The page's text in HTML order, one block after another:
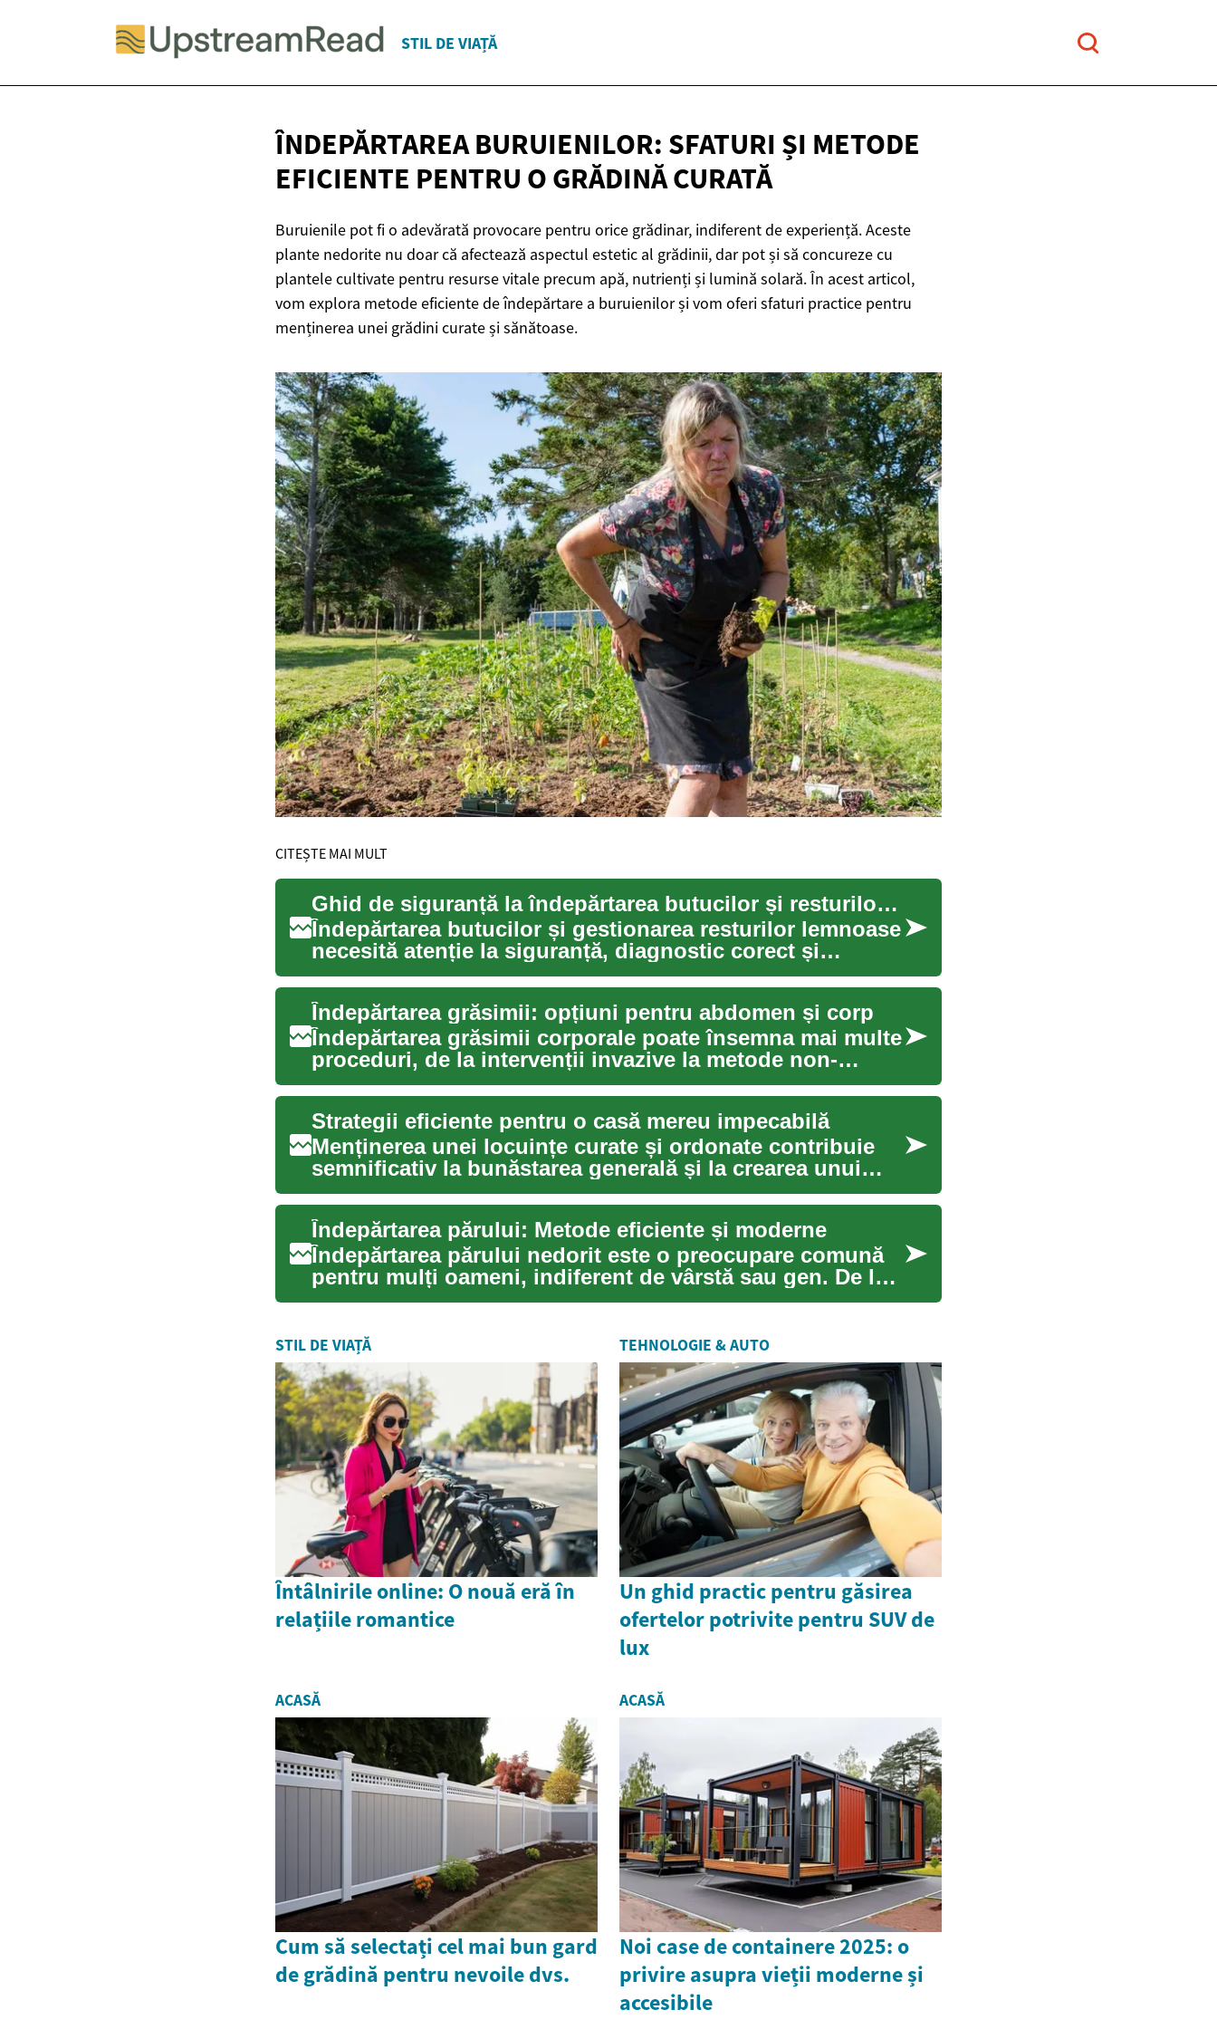
STIL DE VIAȚĂ
ÎNDEPĂRTAREA BURUIENILOR: SFATURI ȘI METODE
EFICIENTE PENTRU O GRĂDINĂ CURATĂ
Buruienile pot fi o adevărată provocare pentru orice grădinar, indiferent de experiență. Aceste
plante nedorite nu doar că afectează aspectul estetic al grădinii, dar pot și să concureze cu
plantele cultivate pentru resurse vitale precum apă, nutrienți și lumină solară. În acest articol,
vom explora metode eficiente de îndepărtare a buruienilor și vom oferi sfaturi practice pentru
menținerea unei grădini curate și sănătoase.
CITEȘTE MAI MULT
Ghid de siguranță la îndepărtarea butucilor și resturilor lemnoase
Îndepărtarea butucilor și gestionarea resturilor lemnoase
necesită atenție la siguranță, diagnostic corect și
planifi...
Îndepărtarea grăsimii: opțiuni pentru abdomen și corp
Îndepărtarea grăsimii corporale poate însemna mai multe
proceduri, de la intervenții invazive la metode non-
invazive ...
Strategii eficiente pentru o casă mereu impecabilă
Menținerea unei locuințe curate și ordonate contribuie
semnificativ la bunăstarea generală și la crearea unui
mediu p...
Îndepărtarea părului: Metode eficiente și moderne
Îndepărtarea părului nedorit este o preocupare comună
pentru mulți oameni, indiferent de vârstă sau gen. De la
metode...
STIL DE VIAȚĂ
Întâlnirile online: O nouă eră în
relațiile romantice
TEHNOLOGIE & AUTO
Un ghid practic pentru găsirea
ofertelor potrivite pentru SUV de
lux
ACASĂ
Cum să selectați cel mai bun gard
de grădină pentru nevoile dvs.
ACASĂ
Noi case de containere 2025: o
privire asupra vieții moderne și
accesibile